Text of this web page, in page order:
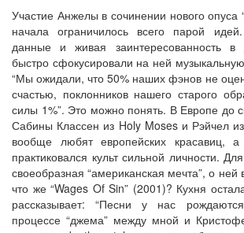
Участие Анжелы в сочинении нового опуса
начала ограничилось всего парой
данные и живая заинтересованность в
быстро сфокусировали на ней
“Мы ожидали, что 50% наших фэнов не
счастью, поклонников нашего старого
силы 1%”. Это можно понять. В Европе до
Сабины Классен из Holy Moses и Рэйчел
вообще любят европейских красавиц,
практиковался культ сильной личности.
своеобразная “американская мечта”, о ней
что же “Wages Of Sin” (2001)? Кухня
рассказывает: “Песни у нас
процессе “джема” между мной и